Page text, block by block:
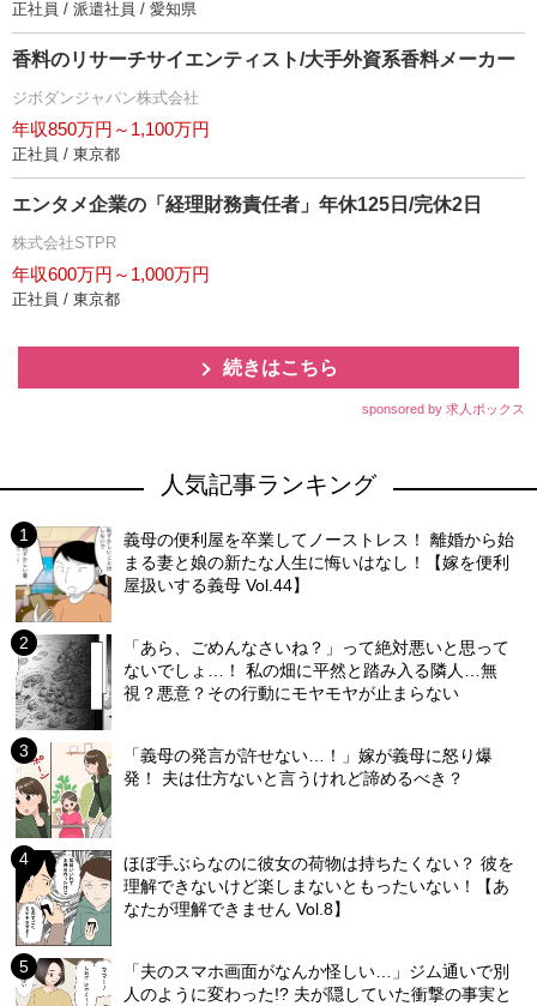
正社員 / 派遣社員 / 愛知県
香料のリサーチサイエンティスト/大手外資系香料メーカー
ジボダンジャパン株式会社
年収850万円～1,100万円
正社員 / 東京都
エンタメ企業の「経理財務責任者」年休125日/完休2日
株式会社STPR
年収600万円～1,000万円
正社員 / 東京都
続きはこちら
sponsored by 求人ボックス
人気記事ランキング
義母の便利屋を卒業してノーストレス！ 離婚から始
まる妻と娘の新たな人生に悔いはなし！【嫁を便利
屋扱いする義母 Vol.44】
「あら、ごめんなさいね？」って絶対悪いと思って
ないでしょ…！ 私の畑に平然と踏み入る隣人…無
視？悪意？その行動にモヤモヤが止まらない
「義母の発言が許せない…！」嫁が義母に怒り爆
発！ 夫は仕方ないと言うけれど諦めるべき？
ほぼ手ぶらなのに彼女の荷物は持ちたくない？ 彼を
理解できないけど楽しまないともったいない！【あ
なたが理解できません Vol.8】
「夫のスマホ画面がなんか怪しい…」ジム通いで別
人のように変わった!? 夫が隠していた衝撃の事実と